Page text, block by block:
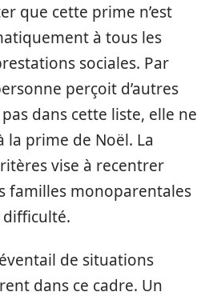
que cette prime n’est
à tous les
sociales. Par
perçoit d’autres
dans cette liste, elle ne
la prime de Noël. La
vise à recentrer
familles monoparentales
de situations
dans ce cadre. Un